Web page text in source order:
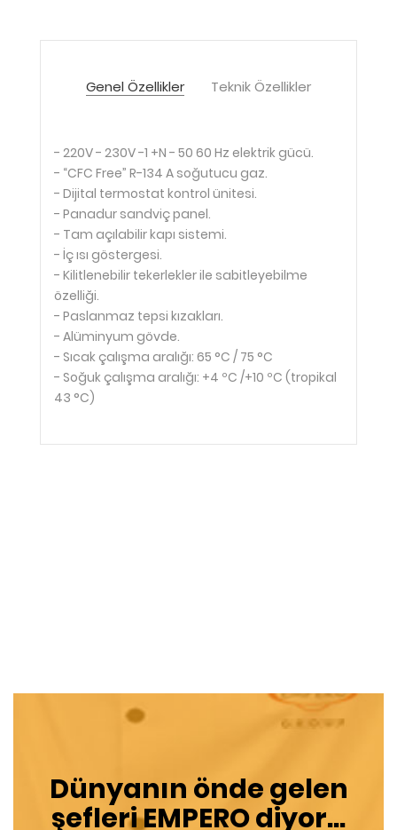
Genel Özellikler Teknik Özellikler
- 220V - 230V -1 +N - 50 60 Hz elektrik gücü.
- “CFC Free” R-134 A soğutucu gaz.
- Dijital termostat kontrol ünitesi.
- Panadur sandviç panel.
- Tam açılabilir kapı sistemi.
- İç ısı göstergesi.
- Kilitlenebilir tekerlekler ile sabitleyebilme
özelliği.
- Paslanmaz tepsi kızakları.
- Alüminyum gövde.
- Sıcak çalışma aralığı: 65 °C / 75 °C
- Soğuk çalışma aralığı: +4 ºC /+10 ºC (tropikal
43 °C)
Dünyanın önde gelen
şefleriEMPEROdiyor...